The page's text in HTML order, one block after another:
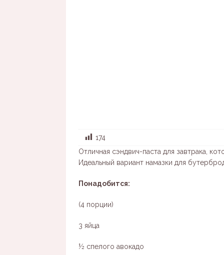
174
Отличная сэндвич-паста для завтрака,
Идеальный вариант намазки для
Понадобится:
(4 порции)
3 яйца
½ спелого авокадо